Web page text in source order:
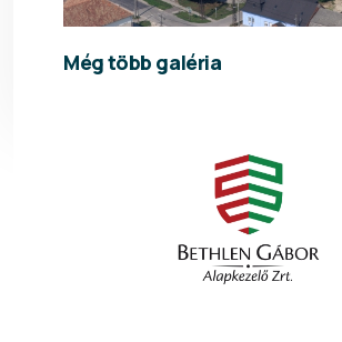
Még több galéria